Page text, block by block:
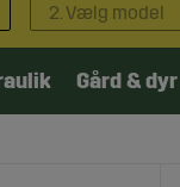
2. Vælg model
Gård & dyr